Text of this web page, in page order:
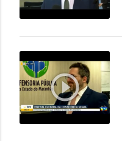
play_circle_outline